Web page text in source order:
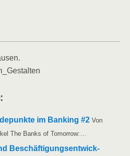
im Ban­king #2 Von
The Banks of Tomorrow:…
Beschäf­ti­gungs­ent­wick­